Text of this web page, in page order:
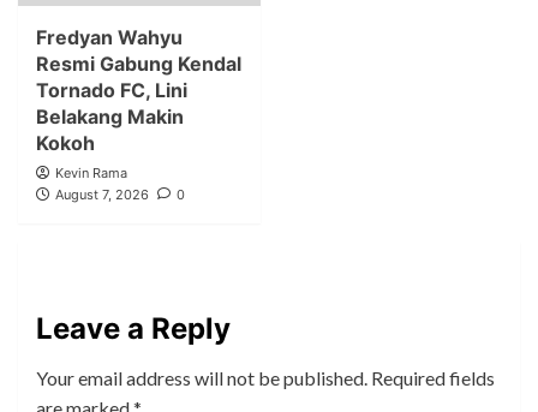
Fredyan Wahyu
Resmi Gabung Kendal
Tornado FC, Lini
Belakang Makin
Kokoh
Kevin Rama
August 7, 2026
0
Leave a Reply
Your email address will not be published. Required fields